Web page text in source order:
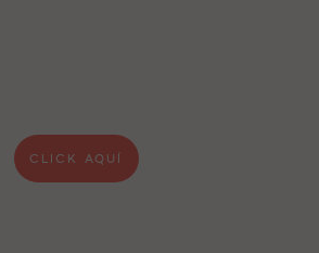
CLICK AQUÍ